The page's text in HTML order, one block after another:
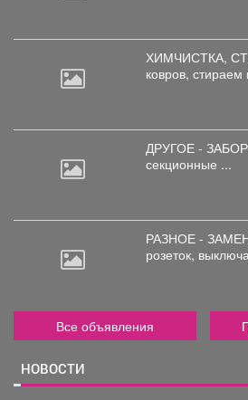
ХИМЧИСТКА,
ковров, стираем
ДРУГОЕ -
секционные ...
РАЗНОЕ -
розеток,
Все объявления
НОВОСТИ